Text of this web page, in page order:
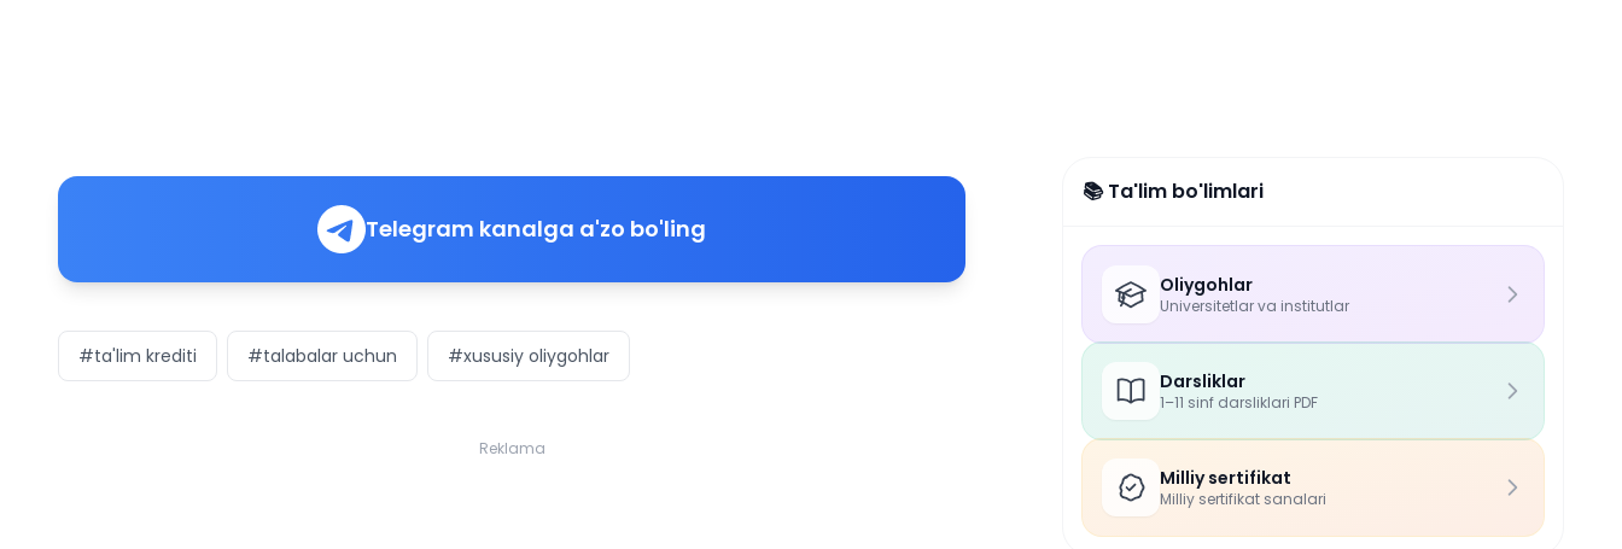
Telegram kanalga a'zo bo'ling
#ta'lim krediti #talabalar uchun #xususiy oliygohlar
Reklama
📚 Ta'lim bo'limlari
Oliygohlar
Universitetlar va institutlar
Darsliklar
1–11 sinf darsliklari PDF
Milliy sertifikat
Milliy sertifikat sanalari